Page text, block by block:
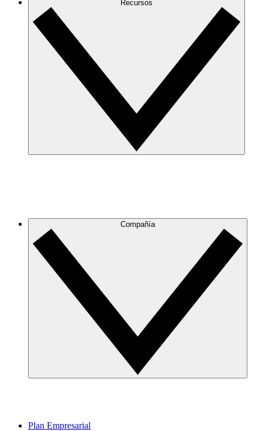
Recursos
Compañía
Plan Empresarial